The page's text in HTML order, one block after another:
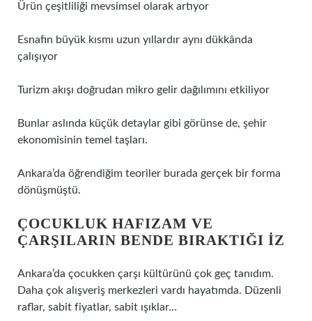
Ürün çeşitliliği mevsimsel olarak artıyor
Esnafın büyük kısmı uzun yıllardır aynı dükkânda
çalışıyor
Turizm akışı doğrudan mikro gelir dağılımını etkiliyor
Bunlar aslında küçük detaylar gibi görünse de, şehir
ekonomisinin temel taşları.
Ankara’da öğrendiğim teoriler burada gerçek bir forma
dönüşmüştü.
ÇOCUKLUK HAFIZAM VE
ÇARŞILARIN BENDE BIRAKTIĞI IZ
Ankara’da çocukken çarşı kültürünü çok geç tanıdım.
Daha çok alışveriş merkezleri vardı hayatımda. Düzenli
raflar, sabit fiyatlar, sabit ışıklar…